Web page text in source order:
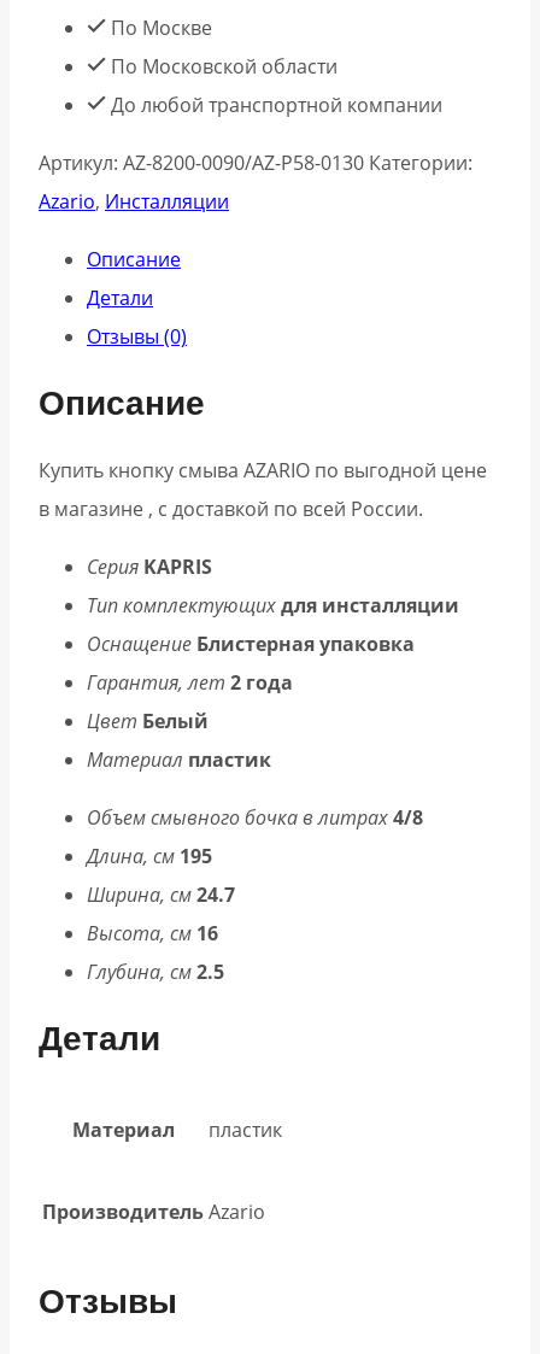
По Москве
По Московской области
До любой транспортной компании
Артикул: AZ-8200-0090/AZ-P58-0130 Категории:
Azario, Инсталляции
Описание
Детали
Отзывы (0)
Описание
Купить кнопку смыва AZARIO по выгодной цене
в магазине , с доставкой по всей России.
Серия KAPRIS
Тип комплектующихдля инсталляции
Оснащение Блистерная упаковка
Гарантия, лет 2 года
Цвет Белый
Материал пластик
Объем смывного бочка в литрах4/8
Длина, см 195
Ширина, см24.7
Высота, см 16
Глубина, см2.5
Детали
Материал пластик
ПроизводительAzario
Отзывы